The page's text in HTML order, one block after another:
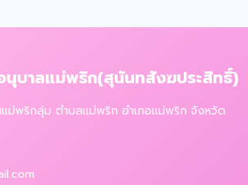
นุบาลแม่พริก(สุนันทสังฆประสิทธิ์)
ม่พริกลุ่ม ตำบลแม่พริก อำเภอแม่พริก จังหวัด